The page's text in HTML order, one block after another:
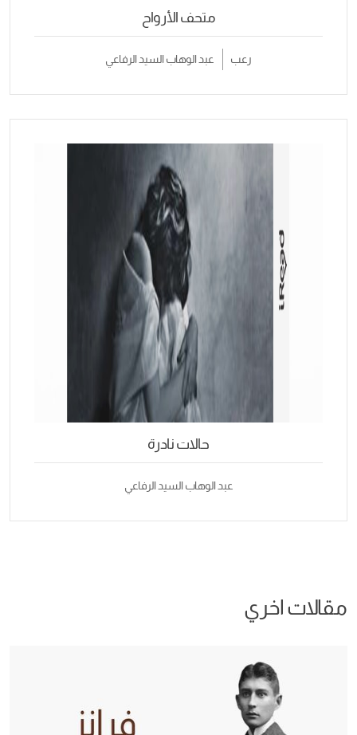
متحف الأرواح
رعب عبد الوهاب السيد الرفاعي
حالات نادرة
عبد الوهاب السيد الرفاعي
مقالات اخري